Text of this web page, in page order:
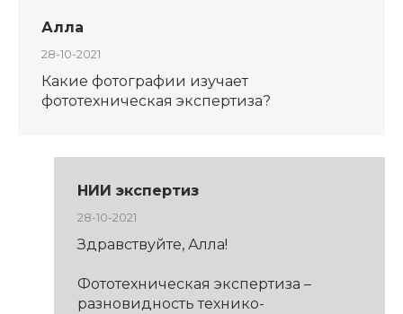
Алла
28-10-2021
Какие фотографии изучает
фототехническая экспертиза?
НИИ экспертиз
28-10-2021
Здравствуйте, Алла!
Фототехническая экспертиза –
разновидность технико-